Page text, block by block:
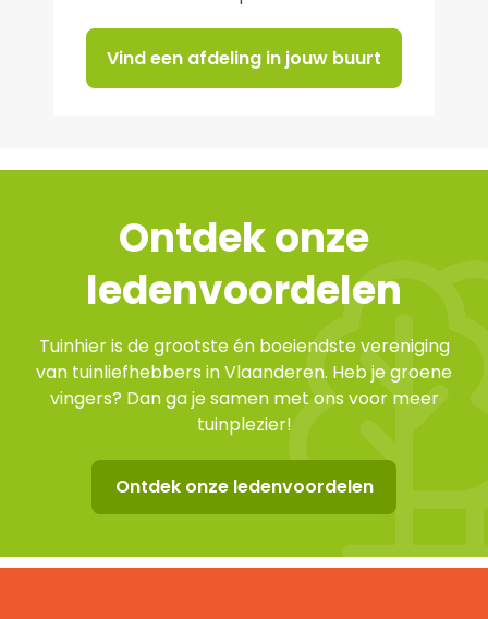
Vind een afdeling in jouw buurt
Ontdek onze
ledenvoordelen
Tuinhier is de grootste én boeiendste vereniging
van tuinliefhebbers in Vlaanderen. Heb je groene
vingers? Dan ga je samen met ons voor meer
tuinplezier!
Ontdek onze ledenvoordelen